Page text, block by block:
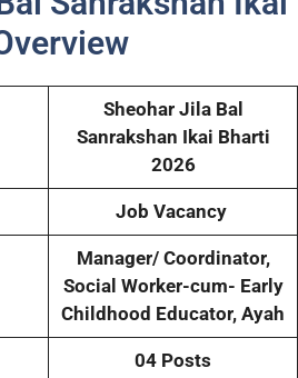
Sheohar Jila Bal
Sanrakshan Ikai Bharti
2026
Job Vacancy
Manager/ Coordinator,
Social Worker-cum- Early
Childhood Educator, Ayah
04 Posts